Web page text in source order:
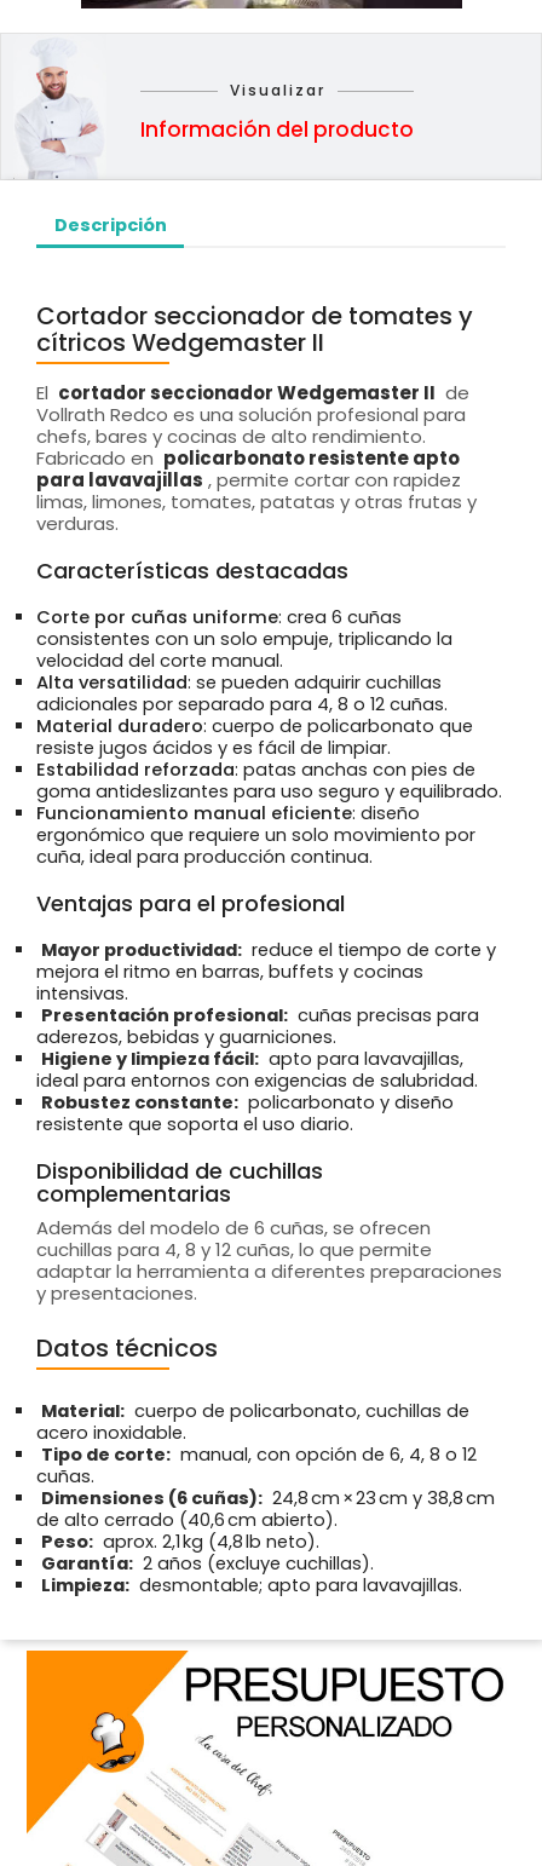
Visualizar
Información del producto
Descripción
Cortador seccionador de tomates y
cítricos Wedgemaster II
El cortador seccionador Wedgemaster II de
Vollrath Redco es una solución profesional para
chefs, bares y cocinas de alto rendimiento.
Fabricado en policarbonato resistente apto
para lavavajillas , permite cortar con rapidez
limas, limones, tomates, patatas y otras frutas y
verduras.
Características destacadas
Corte por cuñas uniforme: crea 6 cuñas
consistentes con un solo empuje, triplicando la
velocidad del corte manual.
Alta versatilidad: se pueden adquirir cuchillas
adicionales por separado para 4, 8 o 12 cuñas.
Material duradero: cuerpo de policarbonato que
resiste jugos ácidos y es fácil de limpiar.
Estabilidad reforzada: patas anchas con pies de
goma antideslizantes para uso seguro y equilibrado.
Funcionamiento manual eficiente: diseño
ergonómico que requiere un solo movimiento por
cuña, ideal para producción continua.
Ventajas para el profesional
Mayor productividad: reduce el tiempo de corte y
mejora el ritmo en barras, buffets y cocinas
intensivas.
Presentación profesional: cuñas precisas para
aderezos, bebidas y guarniciones.
Higiene y limpieza fácil: apto para lavavajillas,
ideal para entornos con exigencias de salubridad.
Robustez constante: policarbonato y diseño
resistente que soporta el uso diario.
Disponibilidad de cuchillas
complementarias
Además del modelo de 6 cuñas, se ofrecen
cuchillas para 4, 8 y 12 cuñas, lo que permite
adaptar la herramienta a diferentes preparaciones
y presentaciones.
Datos técnicos
Material: cuerpo de policarbonato, cuchillas de
acero inoxidable.
Tipo de corte: manual, con opción de 6, 4, 8 o 12
cuñas.
Dimensiones (6 cuñas): 24,8 cm × 23 cm y 38,8 cm
de alto cerrado (40,6 cm abierto).
Peso: aprox. 2,1 kg (4,8 lb neto).
Garantía: 2 años (excluye cuchillas).
Limpieza: desmontable; apto para lavavajillas.